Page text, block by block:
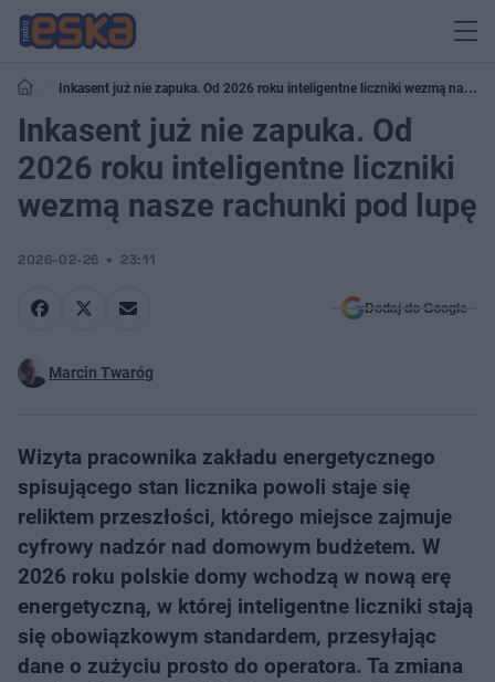
Inkasent już nie zapuka. Od 2026 roku inteligentne liczniki wezmą nasze
rachunki pod lupę
Inkasent już nie zapuka. Od
2026 roku inteligentne liczniki
wezmą nasze rachunki pod lupę
2026-02-26 23:11
Dodaj do Google
Marcin Twaróg
Wizyta pracownika zakładu energetycznego
spisującego stan licznika powoli staje się
reliktem przeszłości, którego miejsce zajmuje
cyfrowy nadzór nad domowym budżetem. W
2026 roku polskie domy wchodzą w nową erę
energetyczną, w której inteligentne liczniki stają
się obowiązkowym standardem, przesyłając
dane o zużyciu prosto do operatora. Ta zmiana